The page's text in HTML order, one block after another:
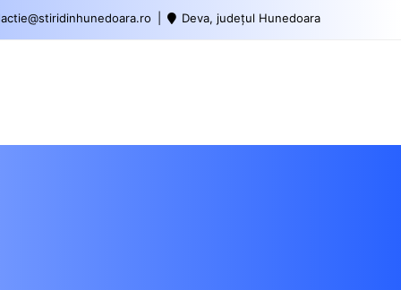
Deva, județul Hunedoara